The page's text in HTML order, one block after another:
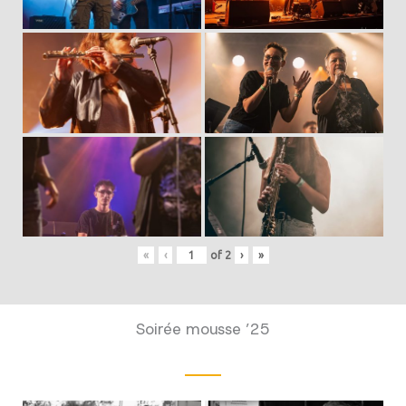
« ‹ of 2 › »
Soirée mousse ’25